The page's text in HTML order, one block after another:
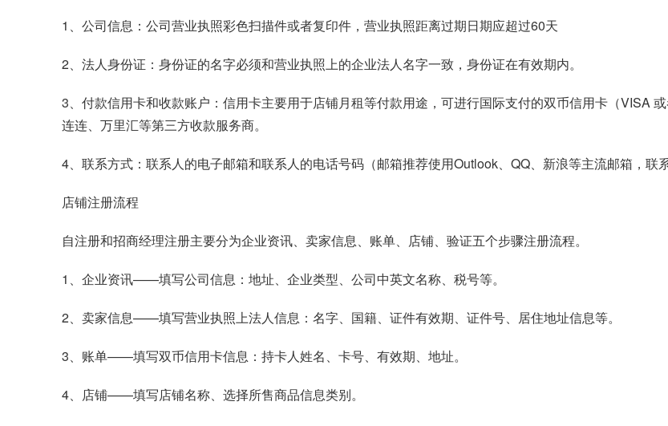
1、公司信息：公司营业执照彩色扫描件或者复印件，营业执照距离过期日期应超过60天
2、法人身份证：身份证的名字必须和营业执照上的企业法人名字一致，身份证在有效期内。
3、付款信用卡和收款账户：信用卡主要用于店铺月租等付款用途，可进行国际支付的双币信用卡（VISA
连连、万里汇等第三方收款服务商。
4、联系方式：联系人的电子邮箱和联系人的电话号码（邮箱推荐使用Outlook、QQ、新浪等主流邮箱，联
店铺注册流程
自注册和招商经理注册主要分为企业资讯、卖家信息、账单、店铺、验证五个步骤注册流程。
1、企业资讯——填写公司信息：地址、企业类型、公司中英文名称、税号等。
2、卖家信息——填写营业执照上法人信息：名字、国籍、证件有效期、证件号、居住地址信息等。
3、账单——填写双币信用卡信息：持卡人姓名、卡号、有效期、地址。
4、店铺——填写店铺名称、选择所售商品信息类别。